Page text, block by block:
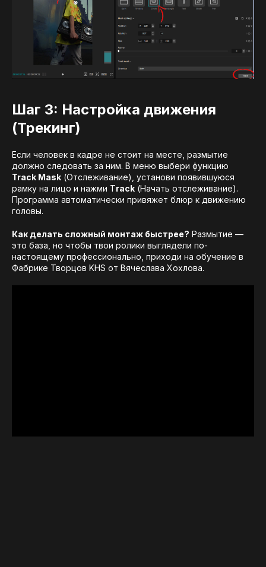
Шаг 3: Настройка движения
(Трекинг)
Если человек в кадре не стоит на месте, размытие
должно следовать за ним. В меню выбери функцию
Track Mask (Отслеживание), установи появившуюся
рамку на лицо и нажми Track (Начать отслеживание).
Программа автоматически привяжет блюр к движению
головы.
Как делать сложный монтаж быстрее? Размытие —
это база, но чтобы твои ролики выглядели по-
настоящему профессионально, приходи на обучение в
Фабрике Творцов KHS от Вячеслава Хохлова.